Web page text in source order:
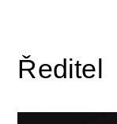
Ředitel